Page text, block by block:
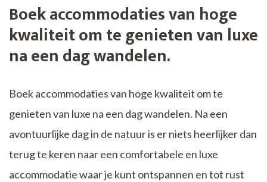
Boek accommodaties van hoge
kwaliteit om te genieten van luxe
na een dag wandelen.
Boek accommodaties van hoge kwaliteit om te
genieten van luxe na een dag wandelen. Na een
avontuurlijke dag in de natuur is er niets heerlijker dan
terug te keren naar een comfortabele en luxe
accommodatie waar je kunt ontspannen en tot rust